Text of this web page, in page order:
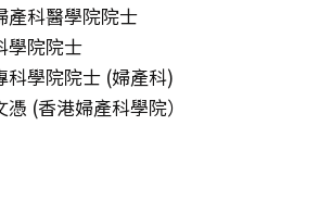
產科醫學院院士
學院院士
科學院院士 (婦產科)
(香港婦產科學院）